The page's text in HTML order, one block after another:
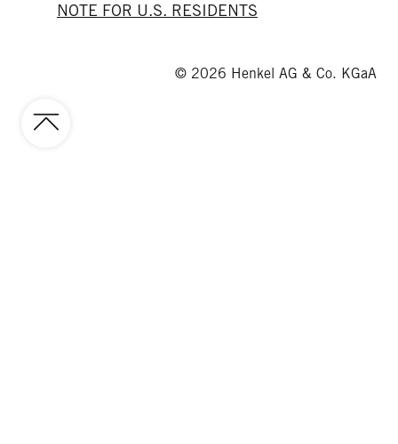
NOTE FOR U.S. RESIDENTS
© 2026 Henkel AG & Co. KGaA